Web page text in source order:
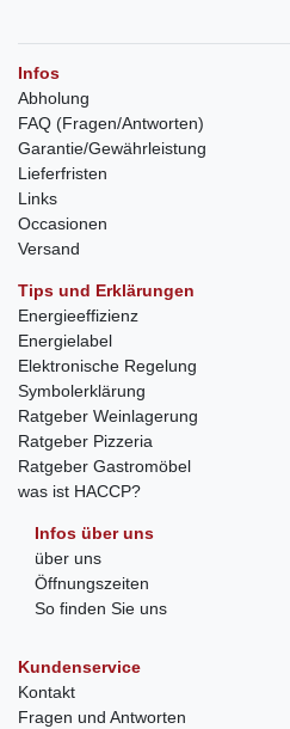
Infos
Abholung
FAQ (Fragen/Antworten)
Garantie/Gewährleistung
Lieferfristen
Links
Occasionen
Versand
Tips und Erklärungen
Energieeffizienz
Energielabel
Elektronische Regelung
Symbolerklärung
Ratgeber Weinlagerung
Ratgeber Pizzeria
Ratgeber Gastromöbel
was ist HACCP?
Infos über uns
über uns
Öffnungszeiten
So finden Sie uns
Kundenservice
Kontakt
Fragen und Antworten